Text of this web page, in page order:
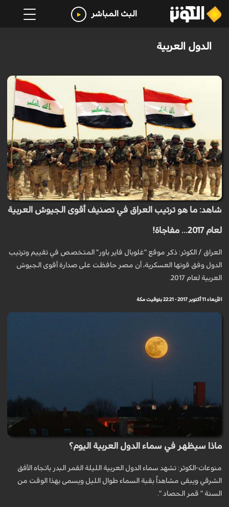
البث المباشر
الدول العربية
شاهد: ما هو ترتيب العراق في تصنيف أقوى الجيوش العربية
لعام 2017... مفاجاة!
العراق / الکوثر: ذكر موقع "غلوبال فاير باور" المتخصص في تقييم وترتيب
الدول وفق قوتها العسكرية، أن مصر حافظت على صدارة أقوى الجيوش
العربية لعام 2017.
الأربعاء 11 أكتوبر 2017 - 22:21 بتوقيت مكة
ماذا سيظهر في سماء الدول العربية اليوم؟
منوعات-الكوثر: تشهد سماء الدول العربية الليلة القمر البدر باتجاه الأفق
الشرقي ويبقى مشاهداً بقبة السماء طوال الليل ويسمى بهذا الوقت من
السنة " قمر الحصاد ".